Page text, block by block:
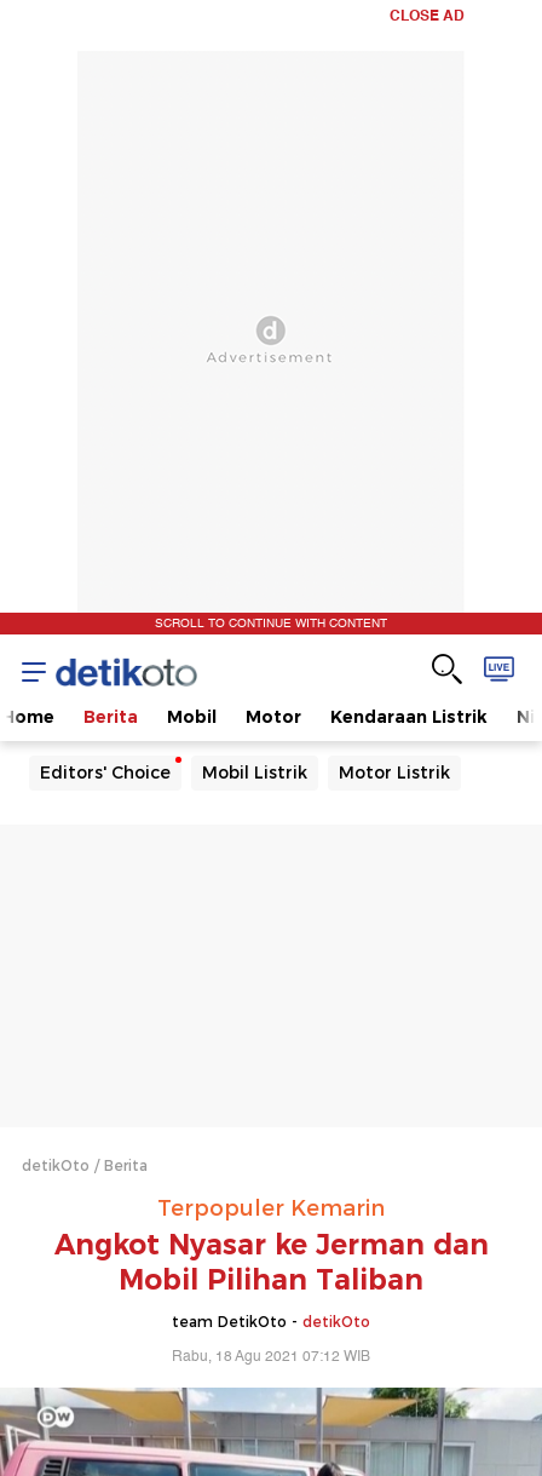
CLOSE AD
SCROLL TO CONTINUE WITH CONTENT
Home Berita Mobil Motor Kendaraan Listrik
Editors' Choice Mobil Listrik Motor Listrik
detikOto Berita
Terpopuler Kemarin
Angkot Nyasar ke Jerman dan
Mobil Pilihan Taliban
team DetikOto - detikOto
Rabu, 18 Agu 2021 07:12 WIB